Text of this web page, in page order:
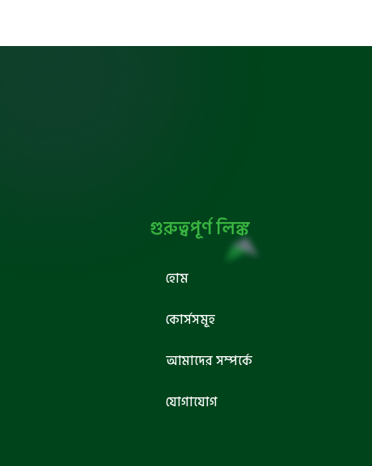
গুরুত্বপূর্ণ লিঙ্ক
হোম
কোর্সসমূহ
আমাদের সম্পর্কে
যোগাযোগ